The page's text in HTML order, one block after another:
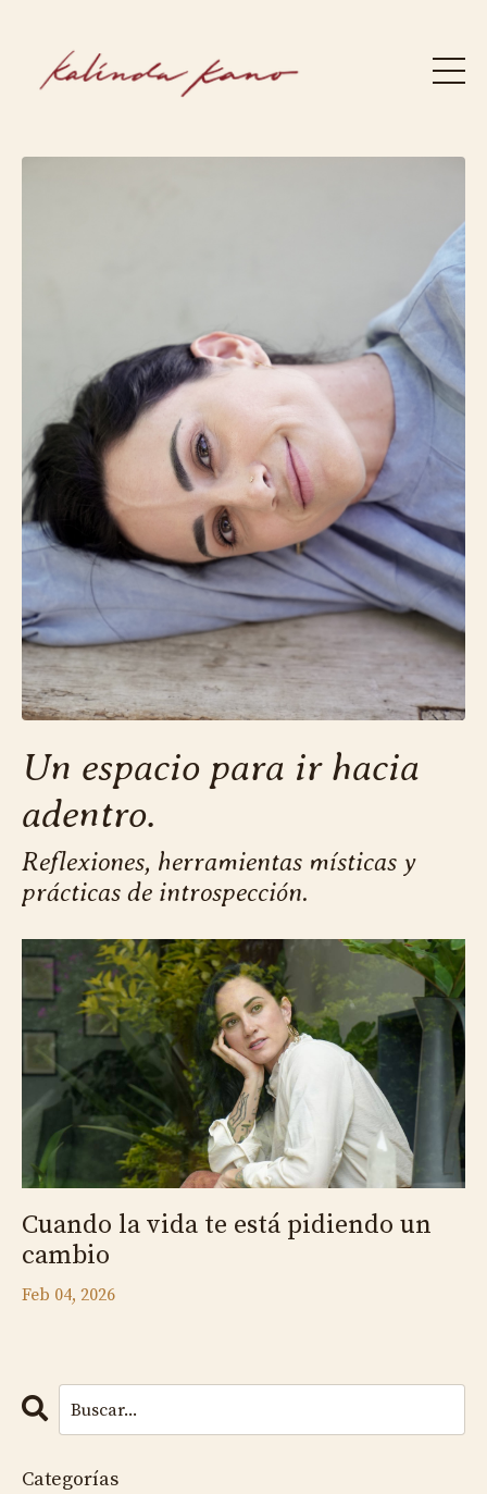
Un espacio para ir hacia
adentro.
Reflexiones, herramientas místicas y
prácticas de introspección.
Cuando la vida te está pidiendo un
cambio
Feb 04, 2026
Categorías